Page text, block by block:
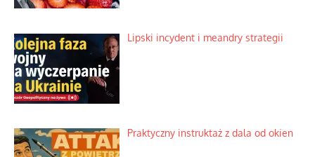
Lipski incydent i meandry strategii
Praktyczny instruktaż z dala od okien